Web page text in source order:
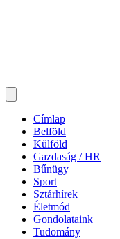
Címlap
Belföld
Külföld
Gazdaság / HR
Bűnügy
Sport
Sztárhírek
Életmód
Gondolataink
Tudomány